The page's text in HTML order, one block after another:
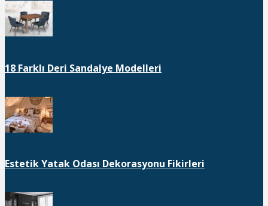
18 Farklı Deri Sandalye Modelleri
Estetik Yatak Odası Dekorasyonu Fikirleri